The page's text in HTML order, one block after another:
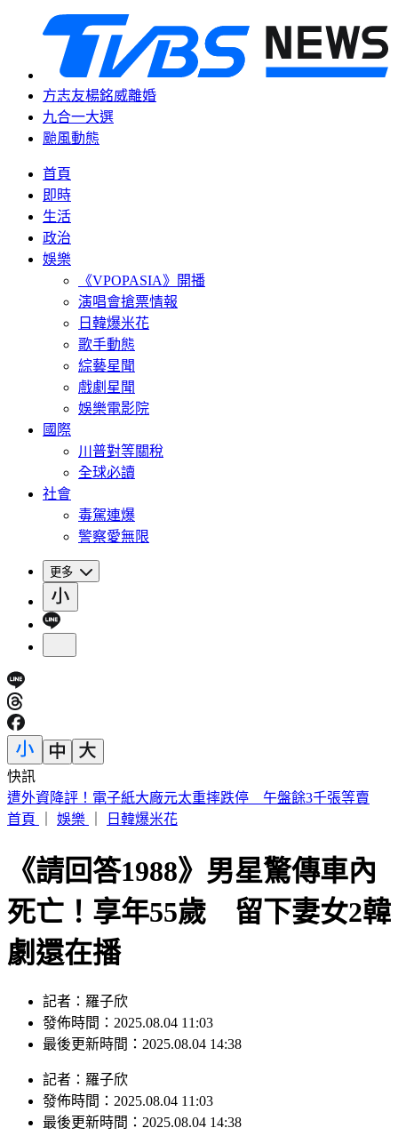
方志友楊銘威離婚
九合一大選
颱風動態
首頁
即時
生活
政治
娛樂
《VPOPASIA》開播
演唱會搶票情報
日韓爆米花
歌手動態
綜藝星聞
戲劇星聞
娛樂電影院
國際
川普對等關稅
全球必讀
社會
毒駕連爆
警察愛無限
更多
快訊
TWICE定延確定出走！加盟新公司成「邊佑錫師妹」
首頁
娛樂 日韓爆米花
《請回答1988》男星驚傳車內
死亡！享年55歲 留下妻女2韓
劇還在播
記者：羅子欣
發佈時間：2025.08.04 11:03
最後更新時間：2025.08.04 14:38
記者 ： 羅子欣
發佈時間： 2025.08.04 11:03
最後更新時間： 2025.08.04 14:38